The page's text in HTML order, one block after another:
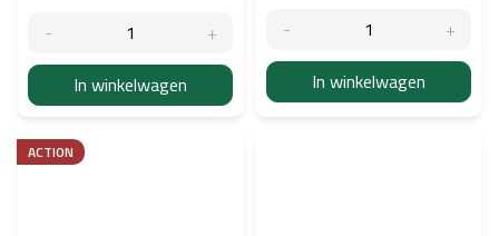
In winkelwagen In winkelwagen
ACTION